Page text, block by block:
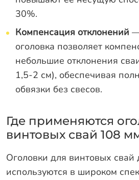
30%.
Компенсация отклонений
оголовка позволяет
небольшие отклонения
1,5-2 см), обеспечивая
обвязки без свесов.
Где применяются
винтовых свай 108
Оголовки для винтовых
используются в широком